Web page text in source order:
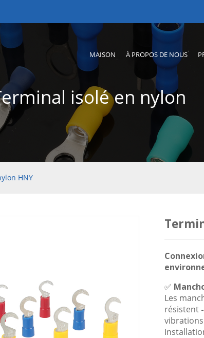
MAISON À PROPOS DE NOUS
isolé en nylon
HNY
✅
Les
résistent